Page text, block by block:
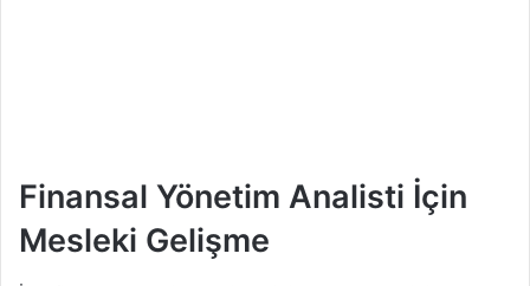
Finansal Yönetim Analisti İçin
Mesleki Gelişme